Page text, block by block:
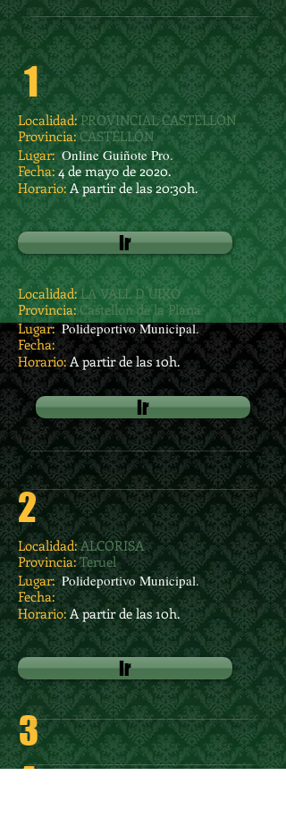
1
Localidad: PROVINCIAL CASTELLÓN
Provincia: CASTELLÓN
Lugar: Online Guiñote Pro.
Fecha:4 de mayo de 2020.
Horario:A partir de las 20:30h.
Ir
Localidad: LA VALL D´UIXÓ
Provincia: Castellón de la Plana
Lugar: Polideportivo Municipal.
Fecha:
Horario:A partir de las 10h.
Ir
2
Localidad: ALCORISA
Provincia: Teruel
Lugar: Polideportivo Municipal.
Fecha:
Horario:A partir de las 10h.
Ir
3
4